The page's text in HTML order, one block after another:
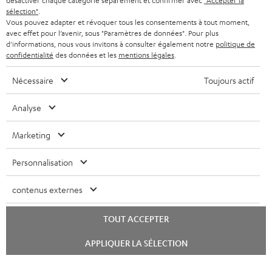
a
r
g
e
a
b
e
s
(unité)
I
n
o
r
a
t
i
Garantie légale
D
é
a
i
l
Votre conseil d'achat personnalisé
(00)800 200 300 40
Lundi-vendredi de 09:00 à 17:00 ; fermé le samedi,
dimanche
et jours fériés.
Support Teufel
Questions fréquemment posées
Magasin Teufel
Faites l’expérience de nos produits de près et
laissez-vous conseiller personnellement dans noschat
sélection"
Vous pouvez adapter et révoquer tous les consentements à tout moment,
avec effet pour l’avenir, sous "Paramètres de données". Pour plus
d'informations, nous vous invitons à consulter également notre politique de
confidentialité des données et les mentions légales
Nécessaire Toujours actif
Analyse
Marketing
Personnalisation
contenus externes
TOUT ACCEPTER
APPLIQUER LA SÉLECTION